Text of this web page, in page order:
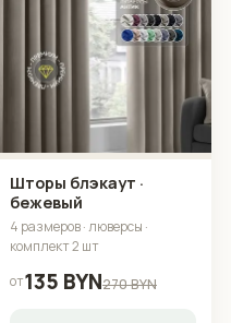
Шторы блэкаут ·
бежевый
4 размеров · люверсы ·
комплект 2 шт
от135 BYN270 BYN